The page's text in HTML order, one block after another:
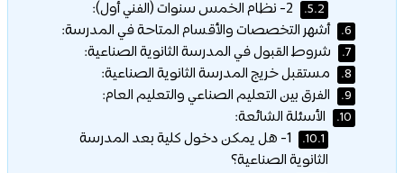
5.2.
6. أشهر التخصصات والأقسام المتاحة في المدرسة:
7. شروط القبول في المدرسة الثانوية الصناعية:
8. مستقبل خريج المدرسة الثانوية الصناعية:
9. الفرق بين التعليم الصناعي والتعليم العام:
10. الأسئلة الشائعة:
10.1.
1- هل يمكن دخول كلية بعد المدرسة
الثانوية الصناعية؟